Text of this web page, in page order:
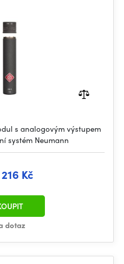
s analogovým výstupem
systém Neumann
Kč
dotaz